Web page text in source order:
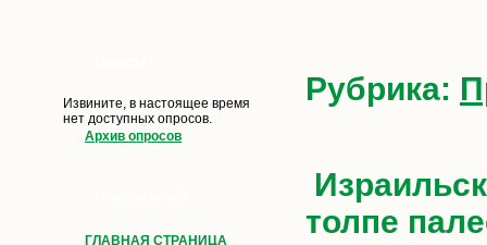
Извините, в настоящее время
нет доступных опросов.
Архив опросов
ГЛАВНАЯ СТРАНИЦА
Рубрика:
толпе